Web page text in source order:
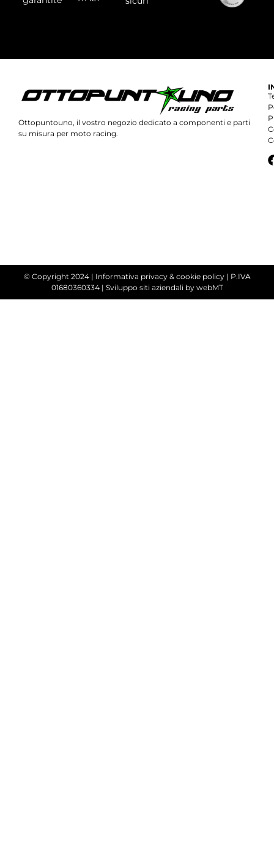
Ottopuntouno, il vostro negozio dedicato a componenti e parti
su misura per moto racing.
© Copyright 2024 | Informativa privacy & cookie policy| P.IVA
01680360334 | Sviluppo siti aziendaliby webMT